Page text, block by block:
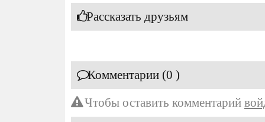
Рассказать друзьям
Комментарии (0 )
Чтобы оставить комментарий